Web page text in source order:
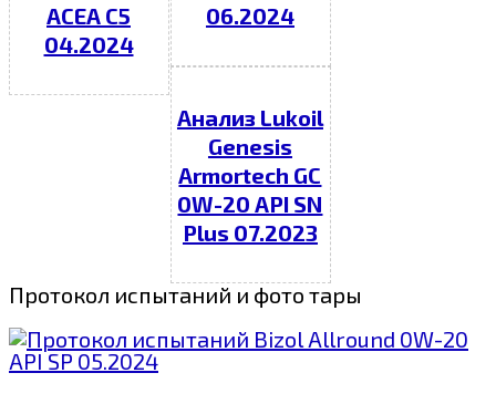
ACEA C5
04.2024
06.2024
Анализ Lukoil
Genesis
Armortech GC
0W-20 API SN
Plus 07.2023
Протокол испытаний и фото тары